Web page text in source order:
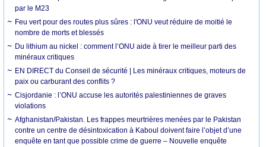
par le M23
Feu vert pour des routes plus sûres : l'ONU veut réduire de moitié le
nombre de morts et blessés
Du lithium au nickel : comment l’ONU aide à tirer le meilleur parti des
minéraux critiques
EN DIRECT du Conseil de sécurité | Les minéraux critiques, moteurs de
paix ou carburant des conflits ?
Cisjordanie : l’ONU accuse les autorités palestiniennes de graves
violations
Afghanistan/Pakistan. Les frappes meurtrières menées par le Pakistan
contre un centre de désintoxication à Kaboul doivent faire l’objet d’une
enquête en tant que possible crime de guerre – Nouvelle enquête